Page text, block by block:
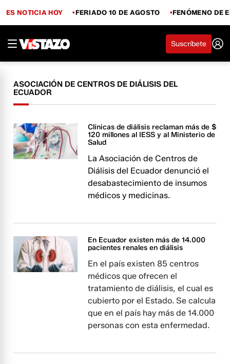
ES NOTICIA HOY FERIADO 10 DE AGOSTO FENÓMENO DE
Suscríbete
ASOCIACIÓN DE CENTROS DE DIÁLISIS DEL
ECUADOR
Clínicas de diálisis reclaman más de $
120 millones al IESS y al Ministerio de
Salud
La Asociación de Centros de
Diálisis del Ecuador denunció el
desabastecimiento de insumos
médicos y medicinas.
En Ecuador existen más de 14.000
pacientes renales en diálisis
En el país existen 85 centros
médicos que ofrecen el
tratamiento de diálisis, el cual es
cubierto por el Estado. Se calcula
que en el país hay más de 14.000
personas con esta enfermedad.